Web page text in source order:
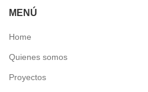
MENÚ
Home
Quienes somos
Proyectos